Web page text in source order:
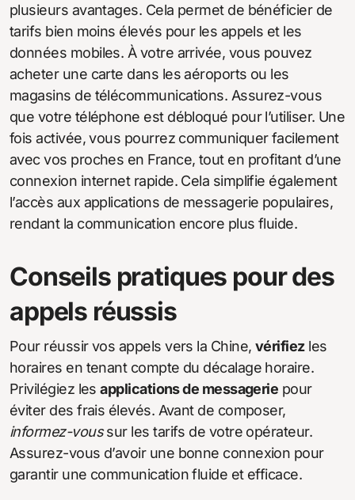
plusieurs avantages. Cela permet de bénéficier de
tarifs bien moins élevés pour les appels et les
données mobiles. À votre arrivée, vous pouvez
acheter une carte dans les aéroports ou les
magasins de télécommunications. Assurez-vous
que votre téléphone est débloqué pour l’utiliser. Une
fois activée, vous pourrez communiquer facilement
avec vos proches en France, tout en profitant d’une
connexion internet rapide. Cela simplifie également
l’accès aux applications de messagerie populaires,
rendant la communication encore plus fluide.
Conseils pratiques pour des
appels réussis
Pour réussir vos appels vers la Chine, vérifiezles
horaires en tenant compte du décalage horaire.
Privilégiez lesapplications de messagerie pour
éviter des frais élevés. Avant de composer,
informez-voussur les tarifs de votre opérateur.
Assurez-vous d’avoir une bonne connexion pour
garantir une communication fluide et efficace.